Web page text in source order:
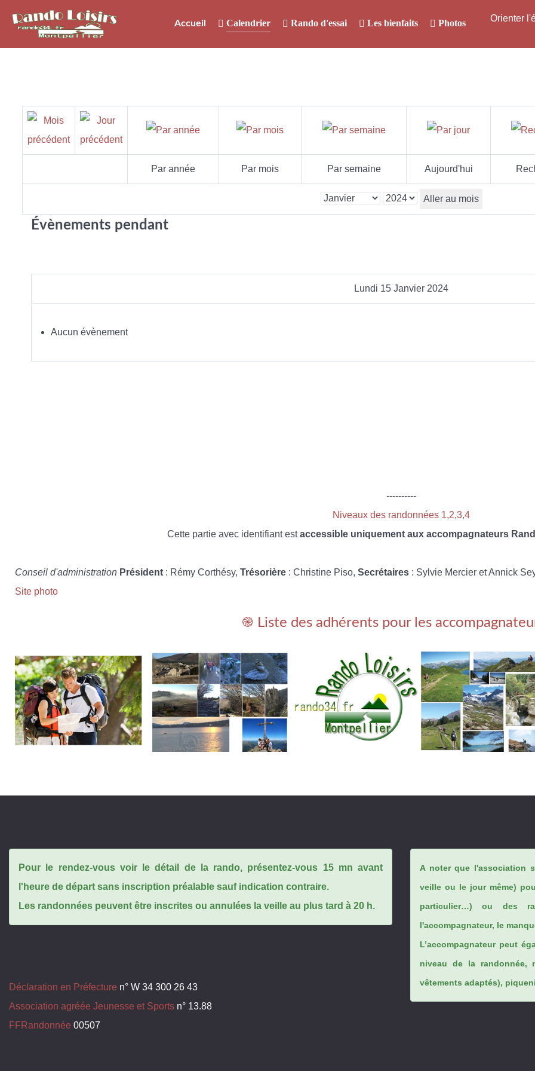
Accueil Calendrier Rando d'essai Les bienfaits Photos Orienter
Par année Par mois Par semaine Aujourd'hui
Aller au mois
Évènements pendant
Lundi 15 Janvier 2024
Aucun évènement
----------
Niveaux des randonnées 1,2,3,4
Cette partie avec identifiant estaccessible uniquement aux accompagnateurs
Conseil d'administration Président : Rémy Corthésy, Trésorière : Christine Piso, Secrétaires : Sylvie Mercier et Annick
Site photo
֎ Liste des adhérents pour les
Pour le rendez-vous voir le détail de la rando, présentez-vous 15 mn avant
l'heure de départ sans inscription préalable sauf indication contraire.
Les randonnées peuvent être inscrites ou annulées la veille au plus tard à 20 h.
Déclaration en Préfecture n° W 34 300 26 43
Association agréée Jeunesse et Sports n° 13.88
FFRandonnée 00507
A noter que l'association
veille ou le jour même)
particulier…) ou des
l'accompagnateur, le
L’accompagnateur peut
niveau de la randonnée,
vêtements adaptés),